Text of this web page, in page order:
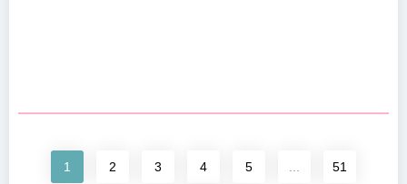
1 2 3 4 5 51